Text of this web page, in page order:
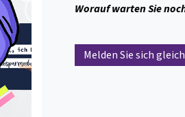
Worauf warten Sie
Melden Sie sich